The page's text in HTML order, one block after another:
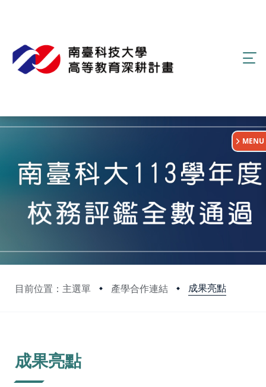
目前位置：主選單 產學合作連結 成果亮點
:::
MENU
成果亮點